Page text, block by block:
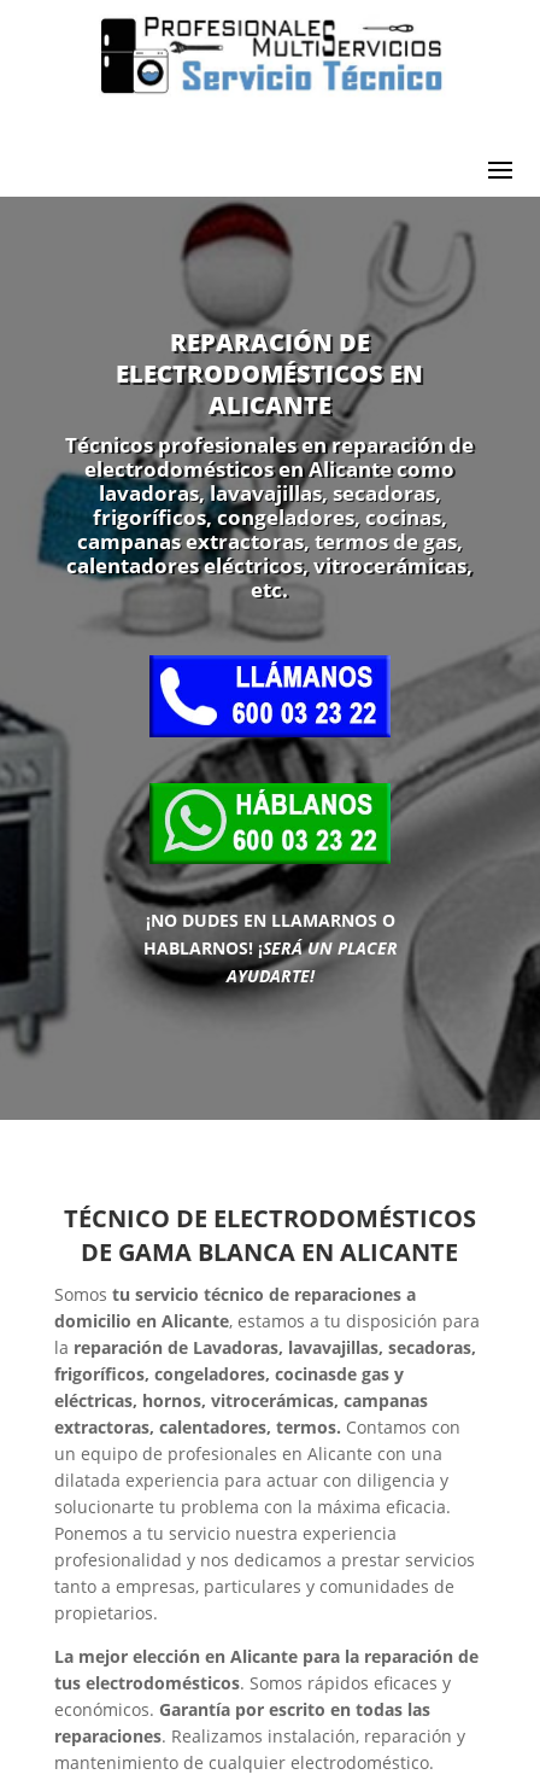
REPARACIÓN DE
ELECTRODOMÉSTICOS EN
ALICANTE
Técnicos profesionales en reparación de
electrodomésticos en Alicante como
lavadoras, lavavajillas, secadoras,
frigoríficos, congeladores, cocinas,
campanas extractoras, termos de gas,
calentadores eléctricos, vitrocerámicas,
etc.
¡NO DUDES EN LLAMARNOS O
HABLARNOS!¡SERÁ UN PLACER
AYUDARTE!
TÉCNICO DE ELECTRODOMÉSTICOS
DE GAMA BLANCA EN ALICANTE
Somos tu servicio técnico de reparaciones a
domicilio en Alicante, estamos a tu disposición para
la reparación de Lavadoras, lavavajillas, secadoras,
frigoríficos, congeladores, cocinasde gas y
eléctricas, hornos, vitrocerámicas, campanas
extractoras, calentadores, termos. Contamos con
un equipo de profesionales en Alicante con una
dilatada experiencia para actuar con diligencia y
solucionarte tu problema con la máxima eficacia.
Ponemos a tu servicio nuestra experiencia
profesionalidad y nos dedicamos a prestar servicios
tanto a empresas, particulares y comunidades de
propietarios.
La mejor elección en Alicante para la reparación de
tus electrodomésticos. Somos rápidos eficaces y
económicos. Garantía por escrito en todas las
reparaciones. Realizamos instalación, reparación y
mantenimiento de cualquier electrodoméstico.